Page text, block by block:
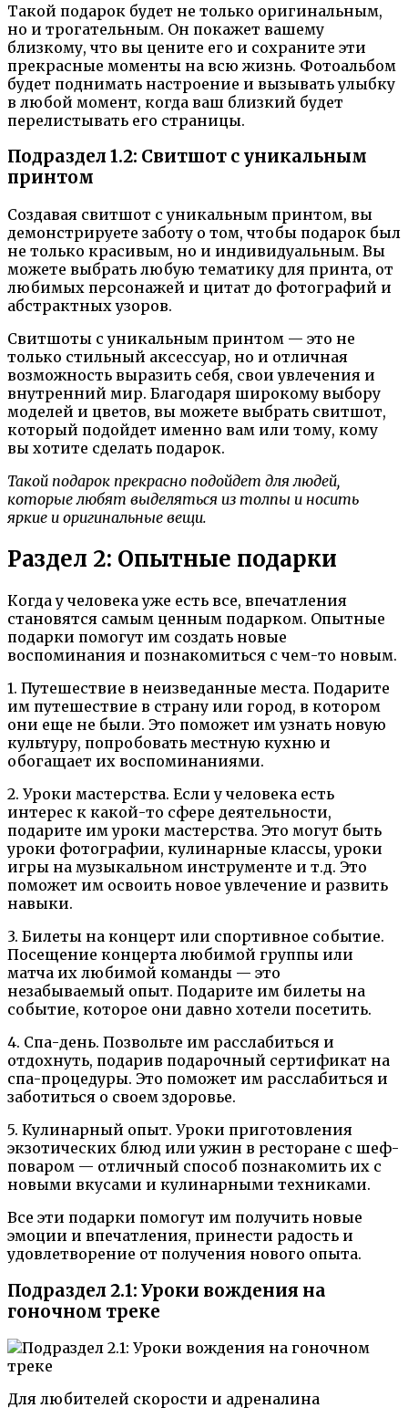
Такой подарок будет не только оригинальным,
но и трогательным. Он покажет вашему
близкому, что вы цените его и сохраните эти
прекрасные моменты на всю жизнь. Фотоальбом
будет поднимать настроение и вызывать улыбку
в любой момент, когда ваш близкий будет
перелистывать его страницы.
Подраздел 1.2: Свитшот с уникальным
принтом
Создавая свитшот с уникальным принтом, вы
демонстрируете заботу о том, чтобы подарок был
не только красивым, но и индивидуальным. Вы
можете выбрать любую тематику для принта, от
любимых персонажей и цитат до фотографий и
абстрактных узоров.
Свитшоты с уникальным принтом — это не
только стильный аксессуар, но и отличная
возможность выразить себя, свои увлечения и
внутренний мир. Благодаря широкому выбору
моделей и цветов, вы можете выбрать свитшот,
который подойдет именно вам или тому, кому
вы хотите сделать подарок.
Такой подарок прекрасно подойдет для людей,
которые любят выделяться из толпы и носить
яркие и оригинальные вещи.
Раздел 2: Опытные подарки
Когда у человека уже есть все, впечатления
становятся самым ценным подарком. Опытные
подарки помогут им создать новые
воспоминания и познакомиться с чем-то новым.
1. Путешествие в неизведанные места. Подарите
им путешествие в страну или город, в котором
они еще не были. Это поможет им узнать новую
культуру, попробовать местную кухню и
обогащает их воспоминаниями.
2. Уроки мастерства. Если у человека есть
интерес к какой-то сфере деятельности,
подарите им уроки мастерства. Это могут быть
уроки фотографии, кулинарные классы, уроки
игры на музыкальном инструменте и т.д. Это
поможет им освоить новое увлечение и развить
навыки.
3. Билеты на концерт или спортивное событие.
Посещение концерта любимой группы или
матча их любимой команды — это
незабываемый опыт. Подарите им билеты на
событие, которое они давно хотели посетить.
4. Спа-день. Позвольте им расслабиться и
отдохнуть, подарив подарочный сертификат на
спа-процедуры. Это поможет им расслабиться и
заботиться о своем здоровье.
5. Кулинарный опыт. Уроки приготовления
экзотических блюд или ужин в ресторане с шеф-
поваром — отличный способ познакомить их с
новыми вкусами и кулинарными техниками.
Все эти подарки помогут им получить новые
эмоции и впечатления, принести радость и
удовлетворение от получения нового опыта.
Подраздел 2.1: Уроки вождения на
гоночном треке
Для любителей скорости и адреналина